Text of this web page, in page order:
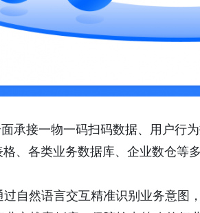
承接一物一码扫码数据、用户行
、各类业务数据库、企业数仓等
过自然语言交互精准识别业务意图